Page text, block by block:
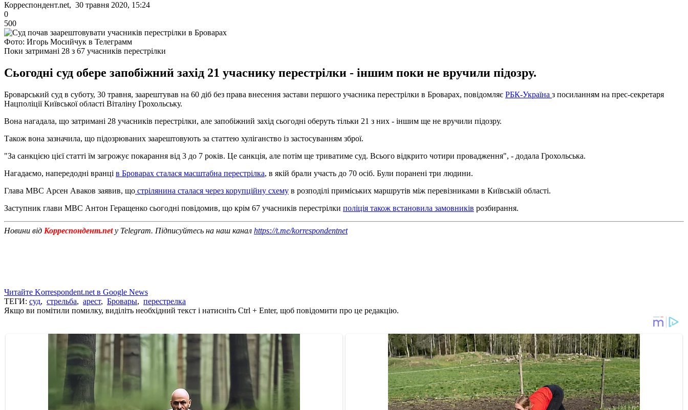
Корреспондент.net, 30 травня 2020, 15:24
0
500
Фото: Игорь Мосийчук в Телеграмм
Поки затримані 28 з 67 учасників перестрілки
Сьогодні суд обере запобіжний захід 21 учаснику перестрілки - іншим поки не вручили підозру.
Броварський суд в суботу, 30 травня, заарештував на 60 діб без права внесення застави першого учасника перестрілки в Броварах, повідомляє РБК-Україна з посиланням на прес-секретаря
Нацполіції Київської області Віталіну Грохольську.
Вона нагадала, що затримані 28 учасників перестрілки, але запобіжний захід сьогодні оберуть тільки 21 з них - іншим ще не вручили підозру.
Також вона зазначила, що підозрюваних заарештовують за статтею хуліганство із застосуванням зброї.
"За санкцією цієї статті їм загрожує покарання від 3 до 7 років. Це санкція, але потім ще триватиме суд. Всього відкрито чотири провадження", - додала Грохольська.
Нагадаємо, напередодні вранці в Броварах сталася масштабна перестрілка, в якій брали участь до 70 осіб. Були поранені три людини.
Глава МВС Арсен Аваков заявив, що стрілянина сталася через корупційну схему в розподілі приміських маршрутів між перевізниками в Київській області.
Заступник глави МВС Антон Геращенко сьогодні повідомив, що крім 67 учасників перестрілки поліція також встановила замовників розбирання.
Новини від Корреспондент.netу Telegram. Підписуйтесь на наш канал https://t.me/korrespondentnet
Читайте Korrespondent.net в Google News
ТЕГИ: суд, стрельба, арест, Бровары, перестрелка
Якщо ви помітили помилку, виділіть необхідний текст і натисніть Ctrl + Enter, щоб повідомити про це редакцію.